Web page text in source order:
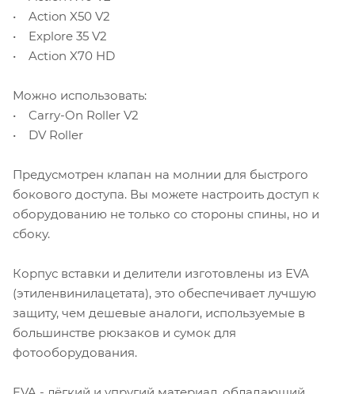
• Action X50 V2
• Explore 35 V2
• Action X70 HD
Можно использовать:
• Carry-On Roller V2
• DV Roller
Предусмотрен клапан на молнии для быстрого
бокового доступа. Вы можете настроить доступ к
оборудованию не только со стороны спины, но и
сбоку.
Корпус вставки и делители изготовлены из EVA
(этиленвинилацетата), это обеспечивает лучшую
защиту, чем дешевые аналоги, используемые в
большинстве рюкзаков и сумок для
фотооборудования.